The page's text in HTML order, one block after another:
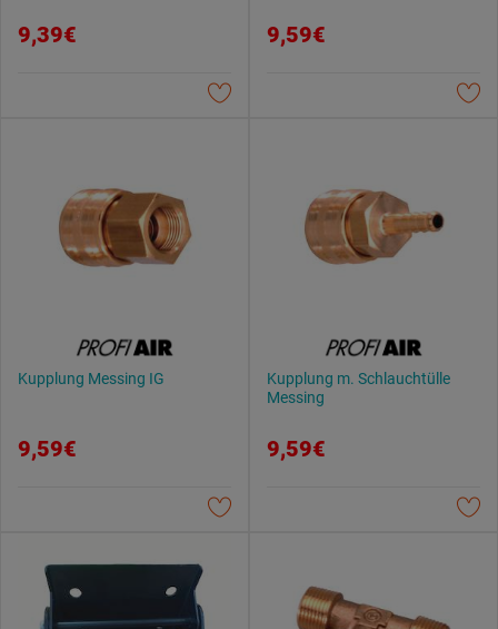
9,39€ 9,59€
Kupplung Messing IG
9,59€
Kupplung m. Schlauchtülle
Messing
9,59€